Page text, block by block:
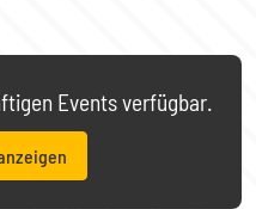
Events verfügbar.